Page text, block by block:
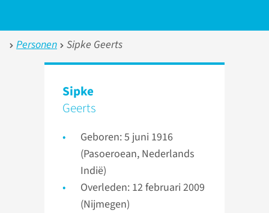
Personen Sipke Geerts
Sipke
Geerts
Geboren: 5 juni 1916
(Pasoeroean, Nederlands
Indië)
Overleden: 12 februari 2009
(Nijmegen)